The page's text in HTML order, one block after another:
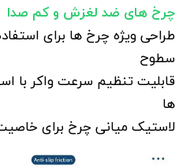
چرخ های ضد لغزش و کم صدا
طراحی ویژه چرخ ها برای
سطوح
قابلیت تنظیم سرعت واکر با
ها
لاستیک میانی چرخ برای